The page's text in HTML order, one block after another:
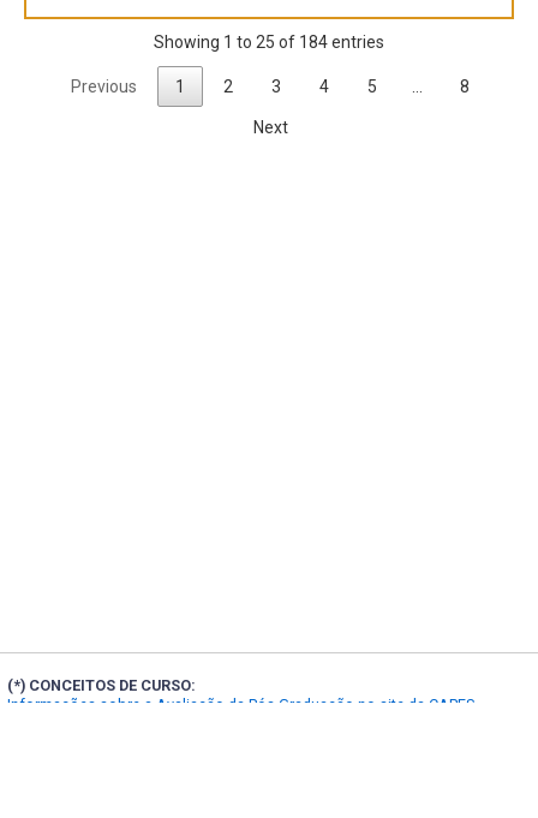
Showing 1 to 25 of 184 entries
Previous 1 2 3 4 5 8
Next
(*) CONCEITOS DE CURSO:
Informações sobre a Avaliação da Pós-Graduação no site da CAPES